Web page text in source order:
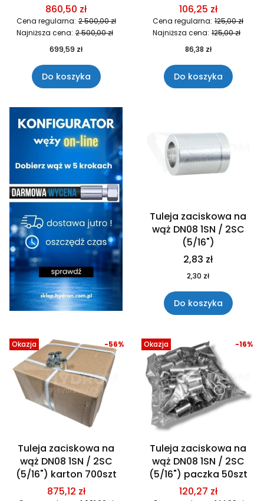
860,50 zł
Cena regularna: 2 500,00 zł
Najniższa cena: 2 500,00 zł
699,59 zł
Do koszyka
106,25 zł
Cena regularna: 125,00 zł
Najniższa cena: 125,00 zł
86,38 zł
Do koszyka
Tuleja zaciskowa na
wąż DN08 1SN / 2SC
(5/16")
2,83 zł
2,30 zł
Do koszyka
Okazja
Tuleja zaciskowa na
wąż DN08 1SN / 2SC
(5/16") karton 700szt
875,12 zł
-56% Okazja
Tuleja zaciskowa na
wąż DN08 1SN / 2SC
(5/16") paczka 50szt
120,27 zł
-16%